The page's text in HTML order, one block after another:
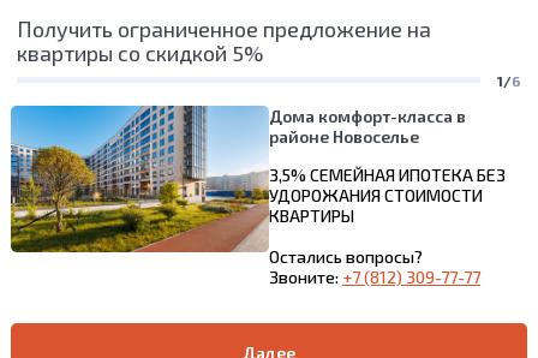
Получить ограниченное предложение на
квартиры со скидкой 5%
1/6
Дома комфорт-класса в
районе Новоселье
3,5% СЕМЕЙНАЯ ИПОТЕКА БЕЗ
УДОРОЖАНИЯ СТОИМОСТИ
КВАРТИРЫ
Остались вопросы?
Звоните: +7 (812) 309-77-77